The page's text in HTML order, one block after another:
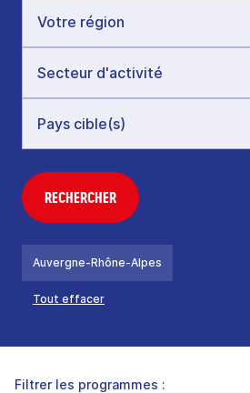
RECHERCHER
Auvergne-Rhône-Alpes
Tout effacer
Filtrer les programmes :